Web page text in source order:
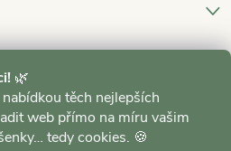
🌿
těch nejlepších
web přímo na míru vašim
tedy cookies. 🍪